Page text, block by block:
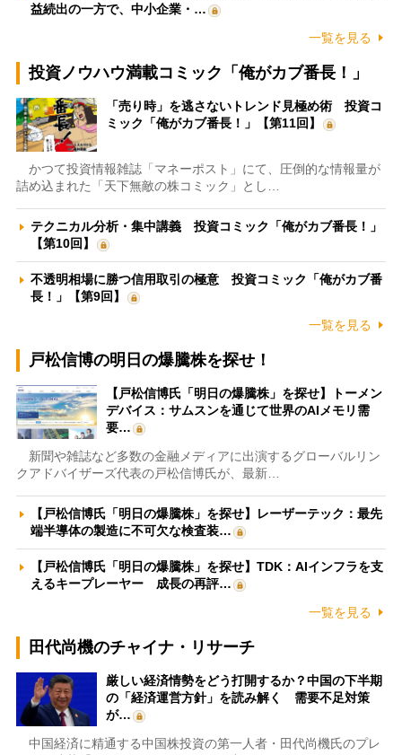
益続出の一方で、中小企業・…
一覧を見る
投資ノウハウ満載コミック「俺がカブ番長！」
「売り時」を逃さないトレンド見極め術 投資コ
ミック「俺がカブ番長！」【第11回】
かつて投資情報雑誌「マネーポスト」にて、圧倒的な情報量が
詰め込まれた「天下無敵の株コミック」とし…
テクニカル分析・集中講義 投資コミック「俺がカブ番長！」
【第10回】
不透明相場に勝つ信用取引の極意 投資コミック「俺がカブ番
長！」【第9回】
一覧を見る
戸松信博の明日の爆騰株を探せ！
【戸松信博氏「明日の爆騰株」を探せ】トーメン
デバイス：サムスンを通じて世界のAIメモリ需
要…
新聞や雑誌など多数の金融メディアに出演するグローバルリン
クアドバイザーズ代表の戸松信博氏が、最新…
【戸松信博氏「明日の爆騰株」を探せ】レーザーテック：最先
端半導体の製造に不可欠な検査装…
【戸松信博氏「明日の爆騰株」を探せ】TDK：AIインフラを支
えるキープレーヤー 成長の再評…
一覧を見る
田代尚機のチャイナ・リサーチ
厳しい経済情勢をどう打開するか？中国の下半期
の「経済運営方針」を読み解く 需要不足対策
が…
中国経済に精通する中国株投資の第一人者・田代尚機氏のプレ